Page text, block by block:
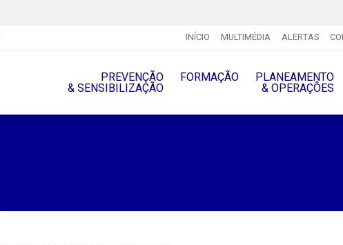
INÍCIO MULTIMÉDIA ALERTAS
PREVENÇÃO
& SENSIBILIZAÇÃO
FORMAÇÃO
PLANEAMENTO
& OPERAÇÔES